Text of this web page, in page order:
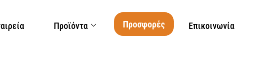
Προϊόντα Προσφορές Επικοινωνία